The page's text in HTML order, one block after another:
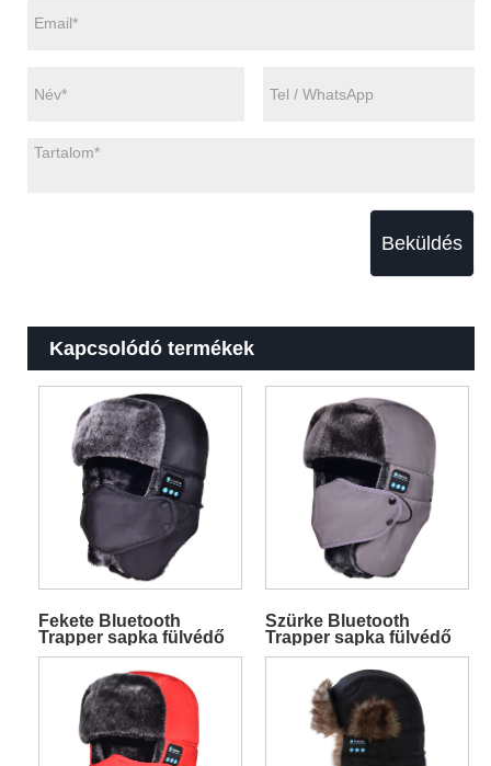
Beküldés
Kapcsolódó termékek
Fekete Bluetooth
Trapper sapka fülvédő
maszkkal
Szürke Bluetooth
Trapper sapka fülvédő
maszkkal